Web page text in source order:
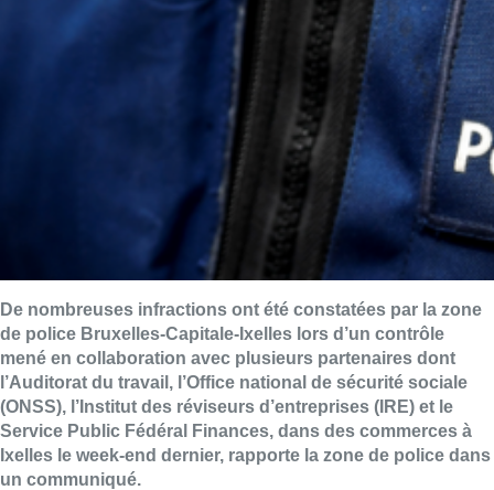
De nombreuses infractions ont été constatées par la zone
de police Bruxelles-Capitale-Ixelles lors d’un contrôle
mené en collaboration avec plusieurs partenaires dont
l’Auditorat du travail, l’Office national de sécurité sociale
(ONSS), l’Institut des réviseurs d’entreprises (IRE) et le
Service Public Fédéral Finances, dans des commerces à
Ixelles le week-end dernier, rapporte la zone de police dans
un communiqué.